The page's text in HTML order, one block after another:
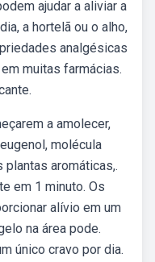
ajudar a aliviar a
a hortelã ou o alho,
analgésicas
muitas farmácias.
a amolecer,
molécula
aromáticas,.
em 1 minuto. Os
alívio em um
na área pode.
único cravo por dia.